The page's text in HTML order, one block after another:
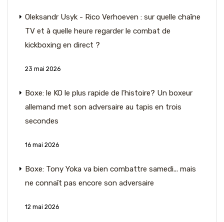
Oleksandr Usyk - Rico Verhoeven : sur quelle chaîne
TV et à quelle heure regarder le combat de
kickboxing en direct ?
23 mai 2026
Boxe: le KO le plus rapide de l’histoire? Un boxeur
allemand met son adversaire au tapis en trois
secondes
16 mai 2026
Boxe: Tony Yoka va bien combattre samedi... mais
ne connaît pas encore son adversaire
12 mai 2026